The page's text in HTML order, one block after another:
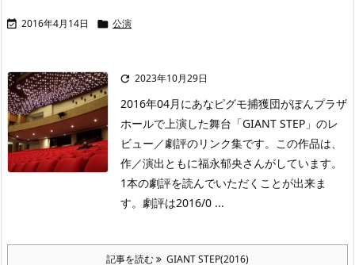
 2016年4月14日  公演
 2023年10月29日
2016年04月にあなピグモ捕獲団がぽんプラザ
ホールで上演した舞台「GIANT STEP」のレ
ビュー／劇評のリンク集です。この作品は、
作／演出ともに福永郁央さんがしています。
1本の劇評を読んでいただくことが出来ま
す。劇評は2016/0 ...
記事を読む GIANT STEP(2016)